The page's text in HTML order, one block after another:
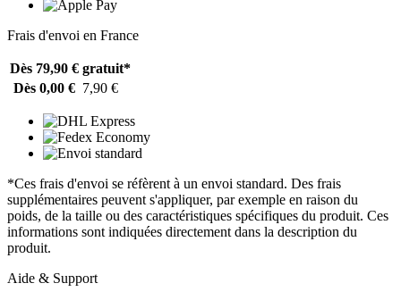
Frais d'envoi en France
Dès 79,90 € gratuit*
Dès 0,00 € 7,90 €
*Ces frais d'envoi se réfèrent à un envoi standard. Des frais
supplémentaires peuvent s'appliquer, par exemple en raison du
poids, de la taille ou des caractéristiques spécifiques du produit. Ces
informations sont indiquées directement dans la description du
produit.
Aide & Support